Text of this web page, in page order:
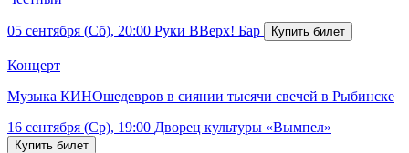
05 сентября (Сб), 20:00 Руки ВВерх! Бар
Концерт
Музыка КИНОшедевров в сиянии тысячи свечей в Рыбинске
16 сентября (Ср), 19:00 Дворец культуры «Вымпел»